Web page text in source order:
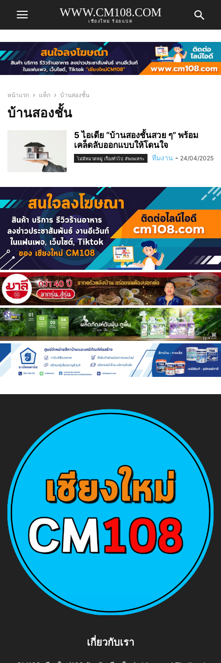
WWW.CM108.COM
เชียงใหม่ ร้อยแปด
หน้าแรก แท็ก บ้านสองชั้น
บ้านสองชั้น
5 ไอเดีย “บ้านสองชั้นสวย ๆ” พร้อม
เคล็ดลับออกแบบให้โดนใจ
ไม่มีหมวดหมู่ เรื่องทั่วไป สัพเพเหระ ทีมงาน - 24/04/2025
เกี่ยวกับเรา